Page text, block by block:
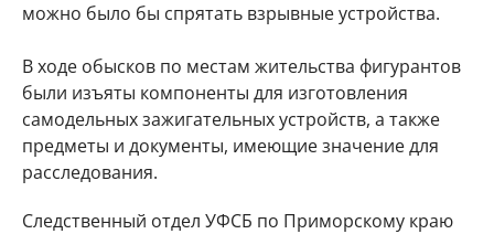
можно было бы спрятать взрывные устройства.
В ходе обысков по местам жительства фигурантов
были изъяты компоненты для изготовления
самодельных зажигательных устройств, а также
предметы и документы, имеющие значение для
расследования.
Следственный отдел УФСБ по Приморскому краю